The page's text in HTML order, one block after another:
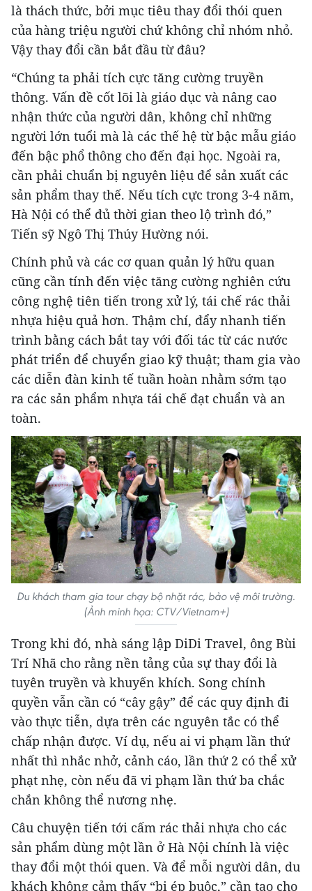
là thách thức, bởi mục tiêu thay đổi thói quen
của hàng triệu người chứ không chỉ nhóm nhỏ.
Vậy thay đổi cần bắt đầu từ đâu?
“Chúng ta phải tích cực tăng cường truyền
thông. Vấn đề cốt lõi là giáo dục và nâng cao
nhận thức của người dân, không chỉ những
người lớn tuổi mà là các thế hệ từ bậc mẫu giáo
đến bậc phổ thông cho đến đại học. Ngoài ra,
cần phải chuẩn bị nguyên liệu để sản xuất các
sản phẩm thay thế. Nếu tích cực trong 3-4 năm,
Hà Nội có thể đủ thời gian theo lộ trình đó,”
Tiến sỹ Ngô Thị Thúy Hường nói.
Chính phủ và các cơ quan quản lý hữu quan
cũng cần tính đến việc tăng cường nghiên cứu
công nghệ tiên tiến trong xử lý, tái chế rác thải
nhựa hiệu quả hơn. Thậm chí, đẩy nhanh tiến
trình bằng cách bắt tay với đối tác từ các nước
phát triển để chuyển giao kỹ thuật; tham gia vào
các diễn đàn kinh tế tuần hoàn nhằm sớm tạo
ra các sản phẩm nhựa tái chế đạt chuẩn và an
toàn.
Du khách tham gia tour chạy bộ nhặt rác, bảo vệ môi trường.
(Ảnh minh họa: CTV/Vietnam+)
Trong khi đó, nhà sáng lập DiDi Travel, ông Bùi
Trí Nhã cho rằng nền tảng của sự thay đổi là
tuyên truyền và khuyến khích. Song chính
quyền vẫn cần có “cây gậy” để các quy định đi
vào thực tiễn, dựa trên các nguyên tắc có thể
chấp nhận được. Ví dụ, nếu ai vi phạm lần thứ
nhất thì nhắc nhở, cảnh cáo, lần thứ 2 có thể xử
phạt nhẹ, còn nếu đã vi phạm lần thứ ba chắc
chắn không thể nương nhẹ.
Câu chuyện tiến tới cấm rác thải nhựa cho các
sản phẩm dùng một lần ở Hà Nội chính là việc
thay đổi một thói quen. Và để mỗi người dân, du
khách không cảm thấy “bị ép buộc,” cần tạo cho